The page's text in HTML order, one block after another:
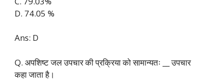
D. 74.05 %
Ans: D
Q. अपशिष्ट जल उपचार की प्रक्रिया को सामान्यतः __ उपचार
कहा जाता है।